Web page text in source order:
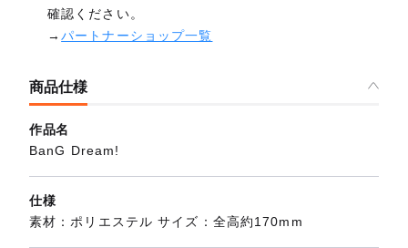
確認ください。
→パートナーショップ一覧
商品仕様
作品名
BanG Dream!
仕様
素材：ポリエステル サイズ：全高約170mm